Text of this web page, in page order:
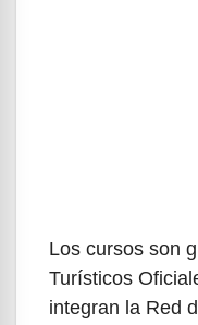
Los cursos son
Turísticos
integran la Red